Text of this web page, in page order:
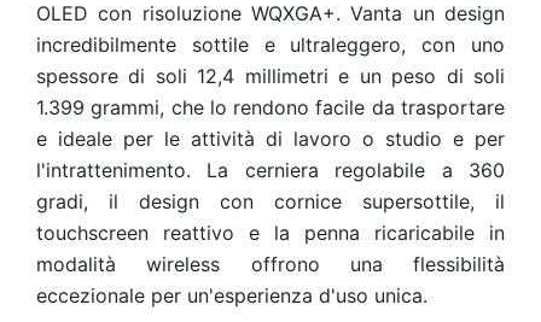
OLED con risoluzione WQXGA+. Vanta un design
incredibilmente sottile e ultraleggero, con uno
spessore di soli 12,4 millimetri e un peso di soli
1.399 grammi, che lo rendono facile da trasportare
e ideale per le attività di lavoro o studio e per
l'intrattenimento. La cerniera regolabile a 360
gradi, il design con cornice supersottile, il
touchscreen reattivo e la penna ricaricabile in
modalità wireless offrono una flessibilità
eccezionale per un'esperienza d'uso unica.